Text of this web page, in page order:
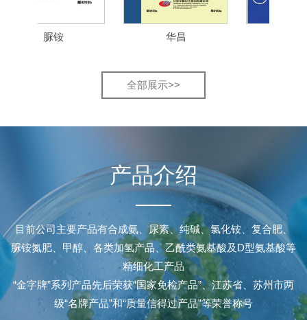
全部展示>>
产品介绍
目前公司主要产品有合成氨、尿素、纯碱、氯化铵、复合肥、
脲铵氮肥、甲醇、各类加氢产品、乙酰类氨基酸及D型氨基酸等
精细化工产品
“金字牌”系列产品先后荣获“国家免检产品”、江苏省、苏州市两
级“名牌产品”和“质量信得过产品”等荣誉称号